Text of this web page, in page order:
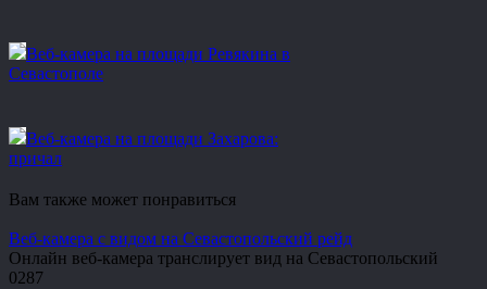
Веб-камера на площади Ревякина в
Севастополе
Веб-камера на площади Захарова:
причал
Вам также может понравиться
Веб-камера с видом на Севастопольский рейд
Онлайн веб-камера транслирует вид на Севастопольский
0287